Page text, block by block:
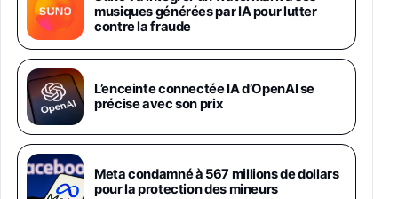
Chargeur Secteur Rapide 25W Inclus,
Smartphone déverrouillé, Noir, Version FR
1019€
Galaxy S26 Ultra 512 Go Bleu
1019€1399€Fnac (Vendeur Tiers)
Galaxy S26 Ultra 256 Go Violet
892€1199€Fnac (Vendeur Tiers)
musiques générées par IA pour lutter
contre la fraude
L’enceinte connectée IA d’OpenAI se
précise avec son prix
Meta condamné à 567 millions de dollars
pour la protection des mineurs